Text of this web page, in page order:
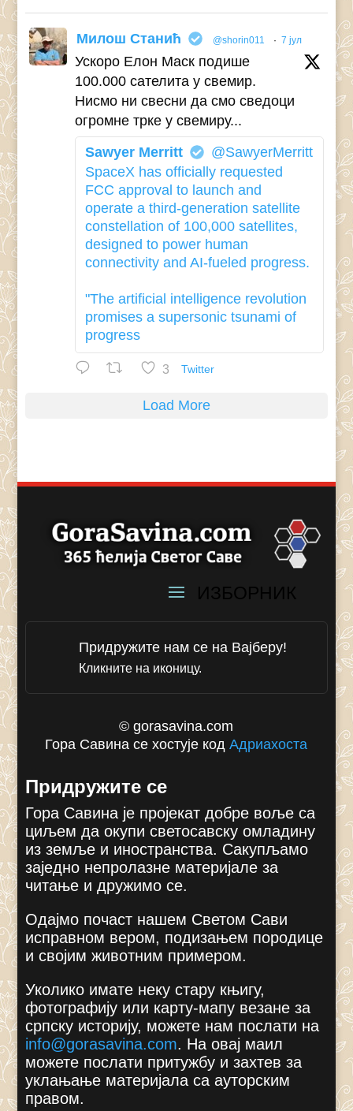
Милош Станић @shorin011 · 7 јул
Ускоро Елон Маск подише
100.000 сателита у свемир.
Нисмо ни свесни да смо сведоци
огромне трке у свемиру...
Sawyer Merritt
@SawyerMerritt
SpaceX has officially requested
FCC approval to launch and
operate a third-generation satellite
constellation of 100,000 satellites,
designed to power human
connectivity and AI-fueled progress.
"The artificial intelligence revolution
promises a supersonic tsunami of
progress
3 Twitter
Load More
Придружите нам се на Вајберу!
Кликните на иконицу.
© gorasavina.com
Гора Савина се хостује кодАдриахоста
Придружите се
Гора Савина је пројекат добре воље са
циљем да окупи светосавску омладину
из земље и иностранства. Сакупљамо
заједно непролазне материјале за
читање и дружимо се.
Одајмо почаст нашем Светом Сави
исправном вером, подизањем породице
и својим животним примером.
Уколико имате неку стару књигу,
фотографију или карту-мапу везане за
српску историју, можете нам послати на
info@gorasavina.com. На овај маил
можете послати притужбу и захтев за
уклањање материјала са ауторским
правом.